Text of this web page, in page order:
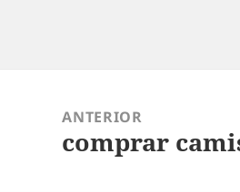
entradas
ANTERIOR
Entrada
comprar